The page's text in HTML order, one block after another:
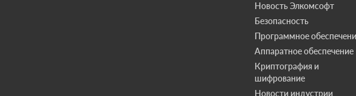
Новость Элкомсофт
Безопасность
Программное
Аппаратное обеспечение
Криптография и
шифрование
Новости индустрии